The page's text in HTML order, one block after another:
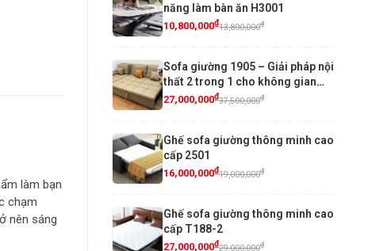
làm bạn
chạm
nên sáng
năng làm bàn ăn H3001
10,800,000₫13,800,000₫
Sofa giường 1905 – Giải pháp nội
thất 2 trong 1 cho không gian
sống hiện đại
27,000,000₫37,500,000₫
Ghế sofa giường thông minh cao
cấp 2501
16,000,000₫19,000,000₫
Ghế sofa giường thông minh cao
cấp T188-2
27,000,000₫29,000,000₫